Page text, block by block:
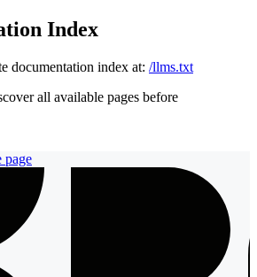
Index
documentation index at: /llms.txt
all available pages before
page